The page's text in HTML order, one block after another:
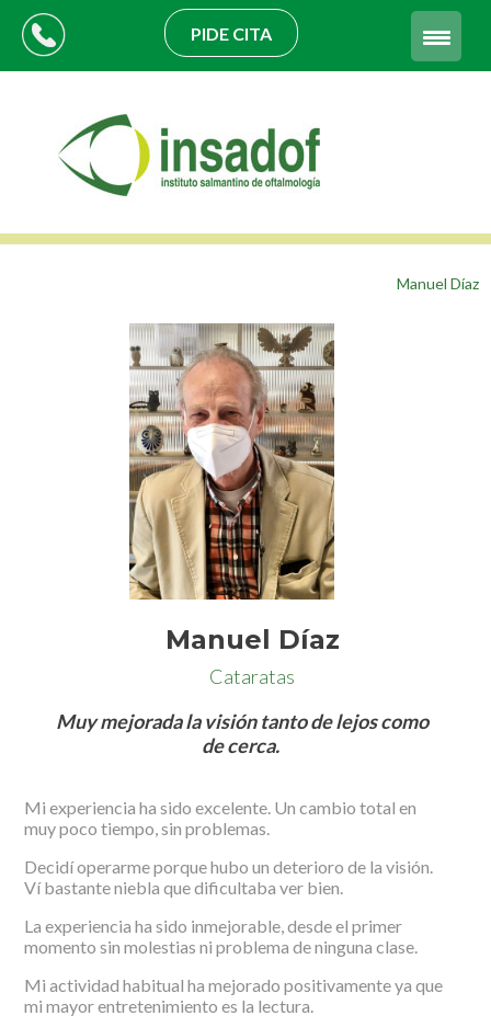
PIDE CITA
Manuel Díaz
Manuel Díaz
Cataratas
Muy mejorada la visión tanto de lejos como
de cerca.
Mi experiencia ha sido excelente. Un cambio total en
muy poco tiempo, sin problemas.
Decidí operarme porque hubo un deterioro de la visión.
Ví bastante niebla que dificultaba ver bien.
La experiencia ha sido inmejorable, desde el primer
momento sin molestias ni problema de ninguna clase.
Mi actividad habitual ha mejorado positivamente ya que
mi mayor entretenimiento es la lectura.